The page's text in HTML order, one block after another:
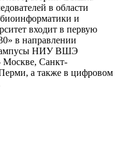
в области
и
входит в первую
в направлении
Кампусы НИУ ВШЭ
Москве, Санкт-
а также в цифровом